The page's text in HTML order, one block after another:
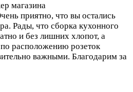
магазина
приятно, что вы остались
Рады, что сборка кухонного
и без лишних хлопот, а
расположению розеток
важными. Благодарим за